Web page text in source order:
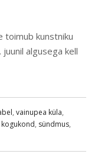
toimub kunstniku
algusega kell
, vainupea küla,
kogukond, sündmus,